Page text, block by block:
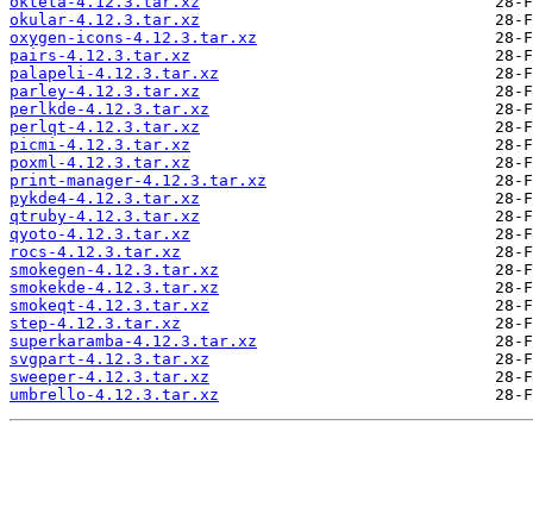
okular-4.12.3.tar.xz
oxygen-icons-4.12.3.tar.xz
pairs-4.12.3.tar.xz
palapeli-4.12.3.tar.xz
parley-4.12.3.tar.xz
perlkde-4.12.3.tar.xz
perlqt-4.12.3.tar.xz
picmi-4.12.3.tar.xz
poxml-4.12.3.tar.xz
print-manager-4.12.3.tar.xz
pykde4-4.12.3.tar.xz
qtruby-4.12.3.tar.xz
qyoto-4.12.3.tar.xz
rocs-4.12.3.tar.xz
smokegen-4.12.3.tar.xz
smokekde-4.12.3.tar.xz
smokeqt-4.12.3.tar.xz
step-4.12.3.tar.xz
superkaramba-4.12.3.tar.xz
svgpart-4.12.3.tar.xz
sweeper-4.12.3.tar.xz
umbrello-4.12.3.tar.xz